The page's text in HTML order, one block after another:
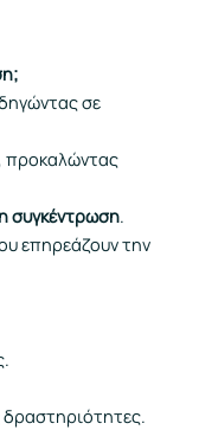
σε
προκαλώντας
συγκέντρωση.
επηρεάζουν την
δραστηριότητες.